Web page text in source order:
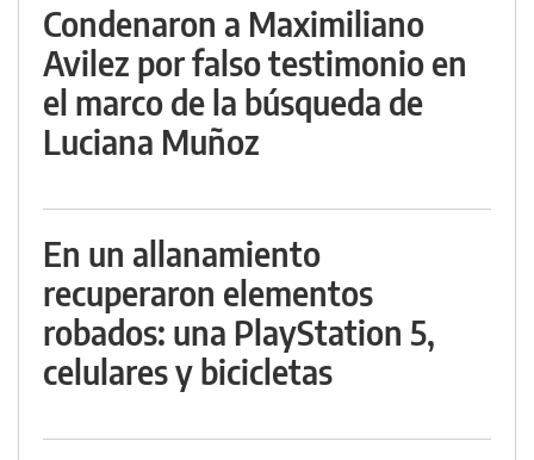
Condenaron a Maximiliano
Avilez por falso testimonio en
el marco de la búsqueda de
Luciana Muñoz
En un allanamiento
recuperaron elementos
robados: una PlayStation 5,
celulares y bicicletas